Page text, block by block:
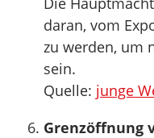
daran, vom
zu werden, um
sein.
Quelle: junge
Grenzöffnung